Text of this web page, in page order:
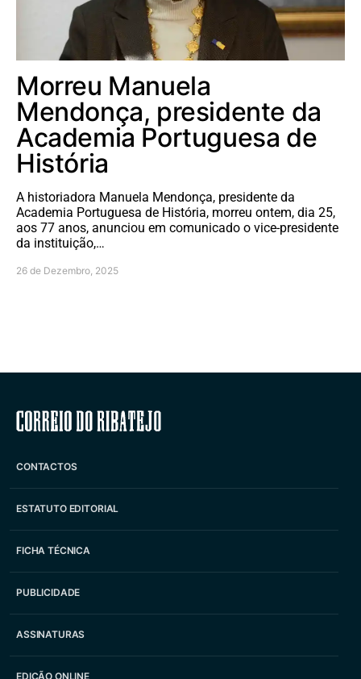
Morreu Manuela
Mendonça, presidente da
Academia Portuguesa de
História
A historiadora Manuela Mendonça, presidente da
Academia Portuguesa de História, morreu ontem, dia 25,
aos 77 anos, anunciou em comunicado o vice-presidente
da instituição,…
26 de Dezembro, 2025
Correio do Ribatejo
CONTACTOS
ESTATUTO EDITORIAL
FICHA TÉCNICA
PUBLICIDADE
ASSINATURAS
EDIÇÃO ONLINE